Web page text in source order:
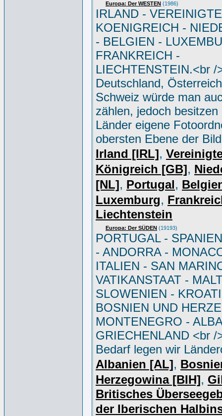
Europa: Der WESTEN (1986)
IRLAND -
KOENIGREICH -
- BELGIEN -
FRANKREICH -
LIECHTENSTEIN.<br /
Deutschland,
Schweiz würde man
zählen, jedoch besitzen
Länder eigene
obersten Ebene der
Irland [IRL],
Königreich [GB],
[NL], Portugal,
Luxemburg,
Liechtenstein
Europa: Der SÜDEN (19193)
PORTUGAL -
- ANDORRA -
ITALIEN - SAN
VATIKANSTAAT -
SLOWENIEN -
BOSNIEN UND
MONTENEGRO -
GRIECHENLAND <br /
Bedarf legen wir
Albanien [AL],
Herzegowina [BIH],
Britisches
der Iberischen